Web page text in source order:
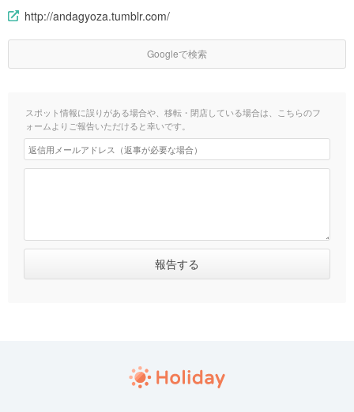
http://andagyoza.tumblr.com/
Googleで検索
スポット情報に誤りがある場合や、移転・閉店している場合は、こちらのフ
ォームよりご報告いただけると幸いです。